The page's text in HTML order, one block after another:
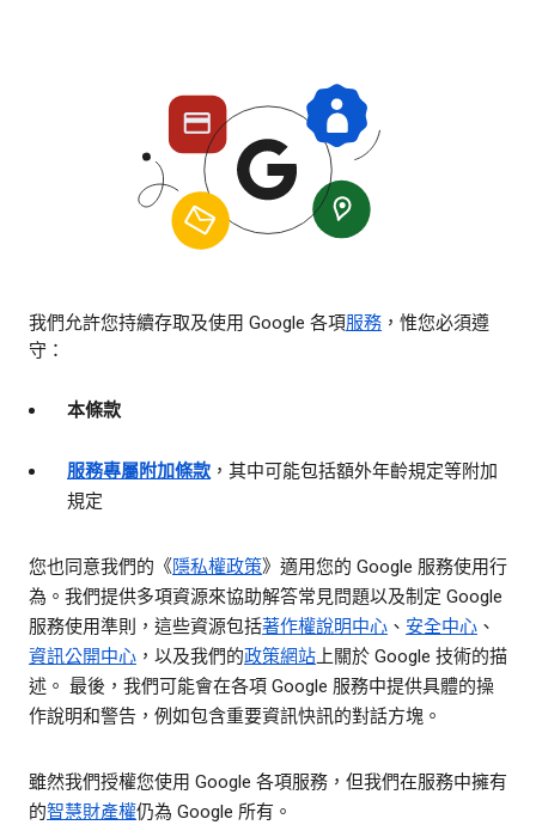
我們允許您持續存取及使用 Google 各項服務 ，惟您必須遵
守：
本條款
服務專屬附加條款 ，其中可能包括額外年齡規定等附加
規定
您也同意我們的《隱私權政策》適用您的 Google 服務使用行
為。我們提供多項資源來協助解答常見問題以及制定 Google
服務使用準則，這些資源包括著作權說明中心 、 安全中心 、
資訊公開中心 ，以及我們的政策網站上關於 Google 技術的描
述。 最後，我們可能會在各項 Google 服務中提供具體的操
作說明和警告，例如包含重要資訊快訊的對話方塊。
雖然我們授權您使用 Google 各項服務，但我們在服務中擁有
的智慧財產權仍為 Google 所有。